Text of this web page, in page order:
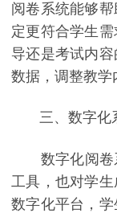
阅卷系统能够
定更符合学生
导还是考试内
数据，调整教学
三、数字化
数字化阅卷
工具，也对学
数字化平台，